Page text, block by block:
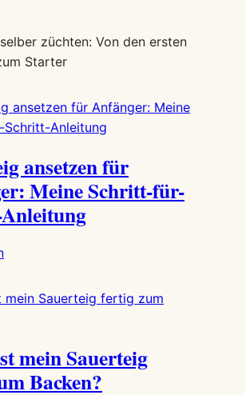
Die
schönsten
deinen
Starter
100
Ideen)
züchten: Von den ersten
Starter
ansetzen für
Meine Schritt-für-
:
ansetzen
Meine
Schritt-
mein Sauerteig
Backen?